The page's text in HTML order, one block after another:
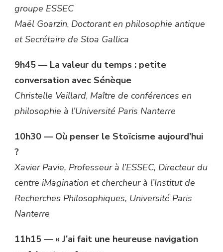
groupe ESSEC
Maël Goarzin, Doctorant en philosophie antique
et Secrétaire de Stoa Gallica
9h45 — La valeur du temps : petite
conversation avec Sénèque
Christelle Veillard, Maître de conférences en
philosophie à l’Université Paris Nanterre
10h30 — Où penser le Stoïcisme aujourd’hui
?
Xavier Pavie, Professeur à l’ESSEC, Directeur du
centre iMagination et chercheur à l’Institut de
Recherches Philosophiques, Université Paris
Nanterre
11h15 — « J’ai fait une heureuse navigation